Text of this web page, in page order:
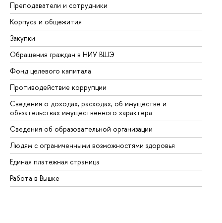
Преподаватели и сотрудники
Корпуса и общежития
Закупки
Обращения граждан в НИУ ВШЭ
Фонд целевого капитала
Противодействие коррупции
Сведения о доходах, расходах, об имуществе и
обязательствах имущественного характера
Сведения об образовательной организации
Людям с ограниченными возможностями здоровья
Единая платежная страница
Работа в Вышке